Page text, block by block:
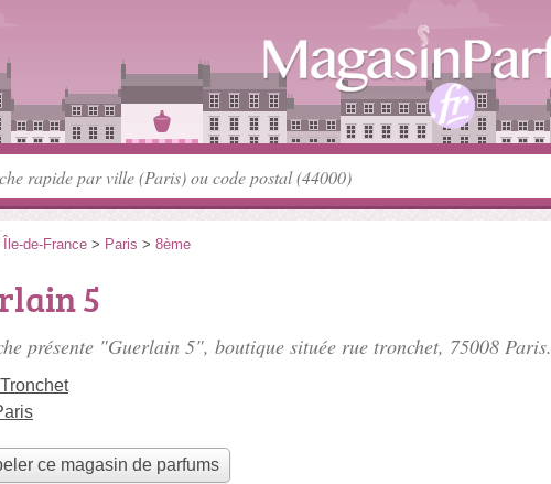
Île-de-France > Paris > 8ème
5
présente "Guerlain 5", boutique située rue tronchet, 75008 Paris.
ce magasin de parfums